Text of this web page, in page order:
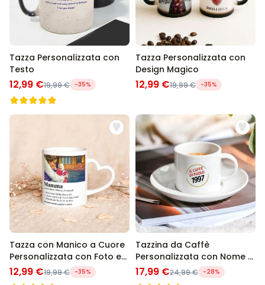
Tazza Personalizzata con
Testo
12,99 €19,99 € -35%
Tazza Personalizzata con
Design Magico
12,99 €19,99 € -35%
Tazza con Manico a Cuore
Personalizzata con Foto e
Definizione
12,99 €19,99 € -35%
Tazzina da Caffè
Personalizzata con Nome e
Anno
17,99 €24,99 € -28%